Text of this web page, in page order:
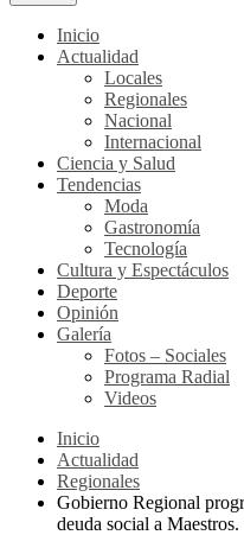
Inicio
Actualidad
Locales
Regionales
Nacional
Internacional
Ciencia y Salud
Tendencias
Moda
Gastronomía
Tecnología
Cultura y Espectáculos
Deporte
Opinión
Galería
Fotos – Sociales
Programa Radial
Videos
Inicio
Actualidad
Regionales
Gobierno Regional
deuda social a Maestros.